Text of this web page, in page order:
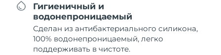
Гигиеничный и
водонепроницаемый
Сделан из антибактериального силикона,
100% водонепроницаемый, легко
поддерживать в чистоте.